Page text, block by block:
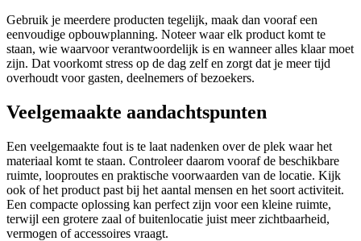
Gebruik je meerdere producten tegelijk, maak dan vooraf een
eenvoudige opbouwplanning. Noteer waar elk product komt te
staan, wie waarvoor verantwoordelijk is en wanneer alles klaar moet
zijn. Dat voorkomt stress op de dag zelf en zorgt dat je meer tijd
overhoudt voor gasten, deelnemers of bezoekers.
Veelgemaakte aandachtspunten
Een veelgemaakte fout is te laat nadenken over de plek waar het
materiaal komt te staan. Controleer daarom vooraf de beschikbare
ruimte, looproutes en praktische voorwaarden van de locatie. Kijk
ook of het product past bij het aantal mensen en het soort activiteit.
Een compacte oplossing kan perfect zijn voor een kleine ruimte,
terwijl een grotere zaal of buitenlocatie juist meer zichtbaarheid,
vermogen of accessoires vraagt.